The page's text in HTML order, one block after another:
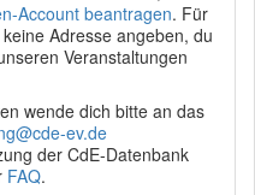
Account beantragen. Für
Adresse angeben, du
Veranstaltungen
wende dich bitte an das
ev.de
der CdE-Datenbank
FAQ.